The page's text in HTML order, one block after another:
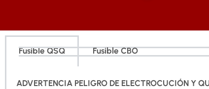
Fusible QSQ Fusible CBO
ADVERTENCIA PELIGRO DE ELECTROCUCIÓN Y